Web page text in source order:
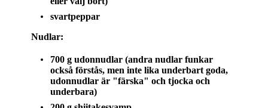
svartpeppar
Nudlar:
700 g udonnudlar (andra nudlar funkar
också förstås, men inte lika underbart goda,
udonnudlar är "färska" och tjocka och
underbara)